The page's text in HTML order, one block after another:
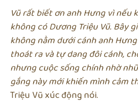
Vũ rất biết ơn anh Hưng vì nếu
không có Dương Triệu Vũ. Bây
không nằm dưới cánh anh
thoát ra và tự dang đôi cánh,
nhưng cuộc sống chính nhờ
gắng này mới khiến mình cảm
Triệu Vũ xúc động nói.